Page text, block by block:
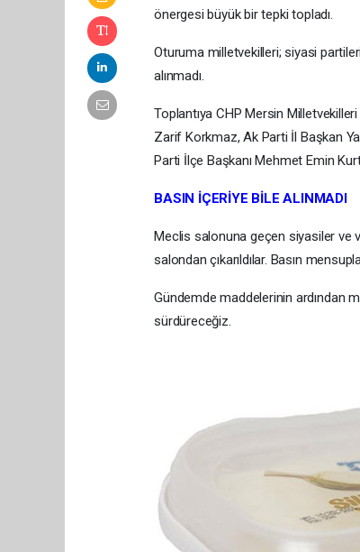
önergesi büyük bir tepki topladı.
Oturuma milletvekilleri; siyasi
alınmadı.
Toplantıya CHP Mersin
Zarif Korkmaz, Ak Parti İl Başkan
Parti İlçe Başkanı Mehmet Emin
BASIN İÇERİYE BİLE ALINMADI
Meclis salonuna geçen siyasiler ve
salondan çıkarıldılar. Basın
Gündemde maddelerinin ardından
sürdüreceğiz.